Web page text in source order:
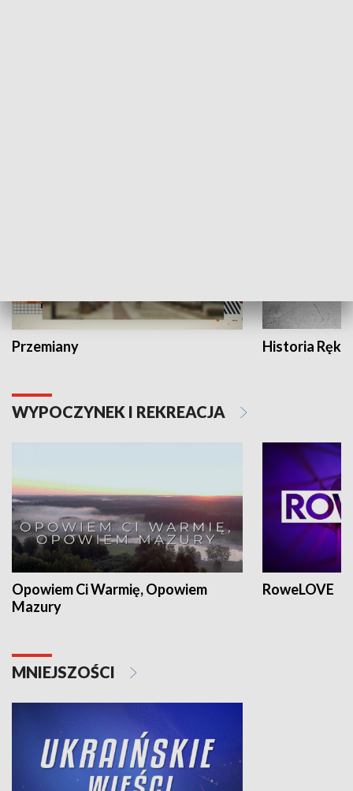
Przemiany Historia Ręką
WYPOCZYNEK I REKREACJA
Opowiem Ci Warmię, Opowiem
Mazury
RoweLOVE
MNIEJSZOŚCI